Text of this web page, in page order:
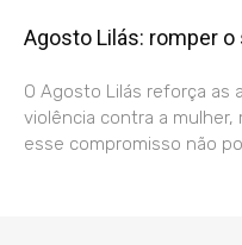
Agosto Lilás: romper
O Agosto Lilás reforça
violência contra a
esse compromisso não